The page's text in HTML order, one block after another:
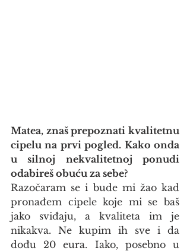
Matea, znaš prepoznati kvalitetnu
cipelu na prvi pogled. Kako onda
u silnoj nekvalitetnoj ponudi
odabireš obuću za sebe?
Razočaram se i bude mi žao kad
pronađem cipele koje mi se baš
jako sviđaju, a kvaliteta im je
nikakva. Ne kupim ih sve i da
dođu 20 eura. Iako, posebno u